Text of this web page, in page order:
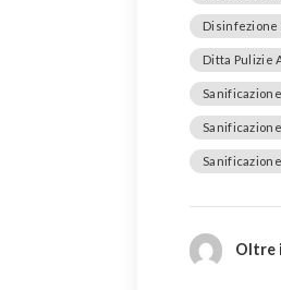
Disinfezione
Ditta Pulizie
Oltre